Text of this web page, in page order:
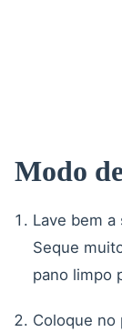
Modo
Lave bem a
Seque
pano limpo
Coloque no